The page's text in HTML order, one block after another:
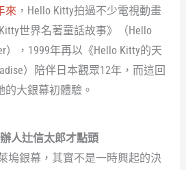
來 ，Hello Kitty拍過不少電視動畫
世界名著童話故事》（Hello
），1999年再以《Hello Kitty的天
）陪伴日本觀眾12年，而這回
大銀幕初體驗。
人辻信太郎才點頭
塢銀幕，其實不是一時興起的決